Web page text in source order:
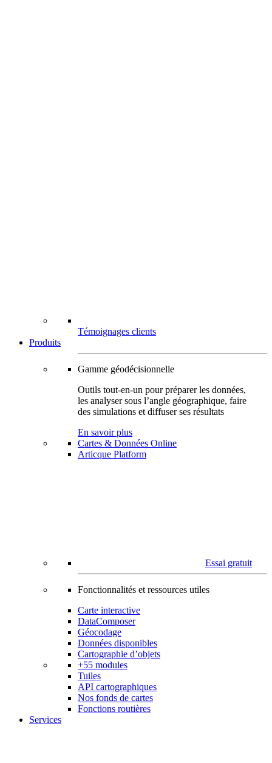
Témoignages clients
Produits
Gamme géodécisionnelle
Outils tout-en-un pour préparer les données,
les analyser sous l’angle géographique, faire
des simulations et diffuser ses résultats
En savoir plus
Cartes & Données Online
Articque Platform
Essai gratuit
Fonctionnalités et ressources utiles
Carte interactive
DataComposer
Géocodage
Données disponibles
Cartographie d’objets
+55 modules
Tuiles
API cartographiques
Nos fonds de cartes
Fonctions routières
Services